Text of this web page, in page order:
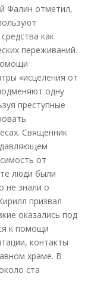
Фалин отметил,
как
переживаний.
«исцеления от
одну
преступные
Священник
от
люди были
не знали о
призвал
оказались под
к помощи
контакты
храме. В
ста